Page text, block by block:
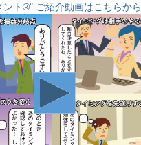
ント®" ご紹介動画はこちらから